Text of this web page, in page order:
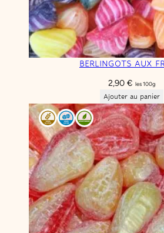
BERLINGOTS AUX
2,90 € les 100g
Ajouter au panier